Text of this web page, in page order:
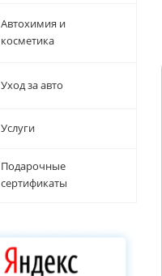
Автохимия и
косметика
Уход за авто
Услуги
Подарочные
сертификаты